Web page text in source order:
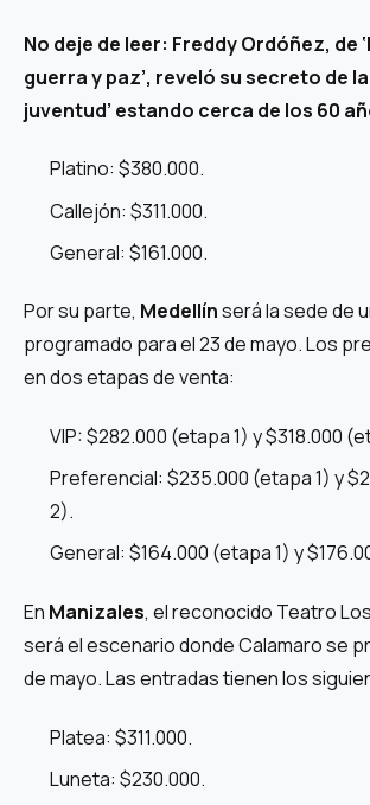
No deje de leer: Freddy Ordóñez, de
guerra y paz’, reveló su secreto de
juventud’ estando cerca de los 60
Platino: $380.000.
Callejón: $311.000.
General: $161.000.
Por su parte, Medellínserá la sede de
programado para el 23 de mayo. Los
en dos etapas de venta:
VIP: $282.000 (etapa 1) y $318.000
Preferencial: $235.000 (etapa 1) y
2).
General: $164.000 (etapa 1) y
En Manizales, el reconocido Teatro
será el escenario donde Calamaro se
de mayo. Las entradas tienen los
Platea: $311.000.
Luneta: $230.000.